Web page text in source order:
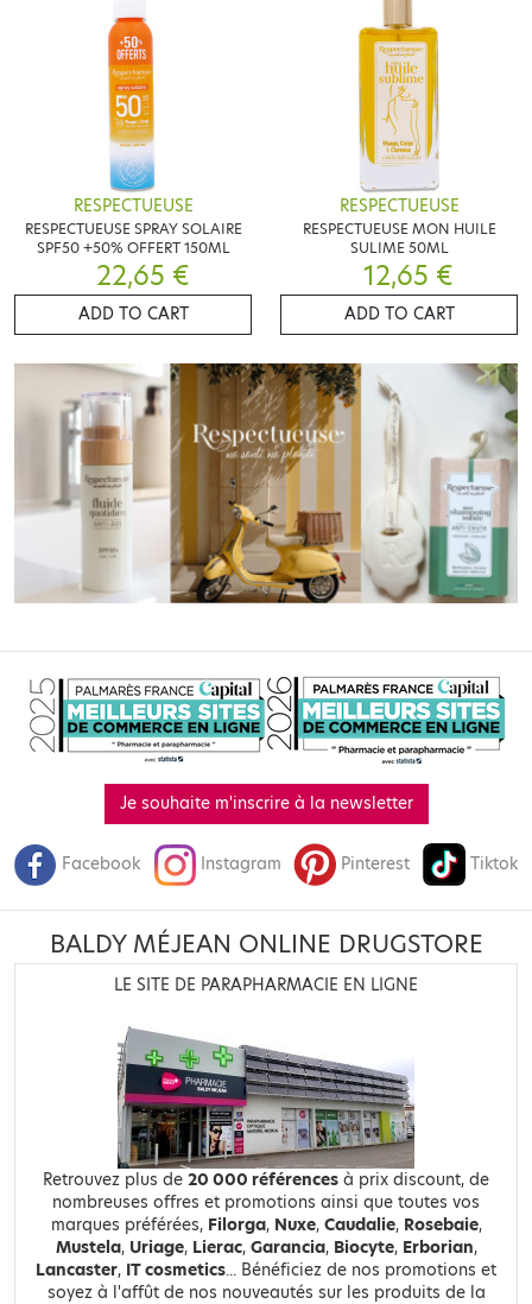
RESPECTUEUSE
RESPECTUEUSE SPRAY SOLAIRE
SPF50 +50% OFFERT 150ML
22,65 €
ADD TO CART
RESPECTUEUSE
RESPECTUEUSE MON HUILE
SULIME 50ML
12,65 €
ADD TO CART
Je souhaite m'inscrire à la newsletter
Facebook Instagram Pinterest Tiktok
BALDY MÉJEAN ONLINE DRUGSTORE
LE SITE DE PARAPHARMACIE EN LIGNE
Retrouvez plus de 20 000 références à prix discount, de
nombreuses offres et promotions ainsi que toutes vos
marques préférées, Filorga, Nuxe, Caudalie, Rosebaie,
Mustela, Uriage, Lierac, Garancia, Biocyte, Erborian,
Lancaster, IT cosmetics... Bénéficiez de nos promotions et
soyez à l'affût de nos nouveautés sur les produits de la